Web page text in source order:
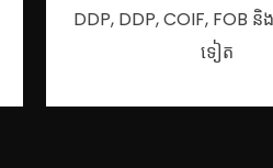
DDP, DDP, COIF, FOB និង
ទៀត